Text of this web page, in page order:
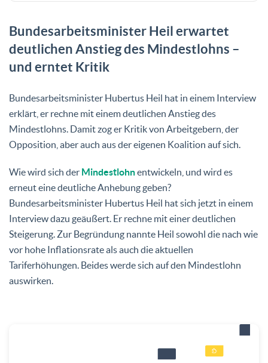
Bundesarbeitsminister Heil erwartet
deutlichen Anstieg des Mindestlohns –
und erntet Kritik
Bundesarbeitsminister Hubertus Heil hat in einem Interview
erklärt, er rechne mit einem deutlichen Anstieg des
Mindestlohns. Damit zog er Kritik von Arbeitgebern, der
Opposition, aber auch aus der eigenen Koalition auf sich.
Wie wird sich der Mindestlohnentwickeln, und wird es
erneut eine deutliche Anhebung geben?
Bundesarbeitsminister Hubertus Heil hat sich jetzt in einem
Interview dazu geäußert. Er rechne mit einer deutlichen
Steigerung. Zur Begründung nannte Heil sowohl die nach wie
vor hohe Inflationsrate als auch die aktuellen
Tariferhöhungen. Beides werde sich auf den Mindestlohn
auswirken.